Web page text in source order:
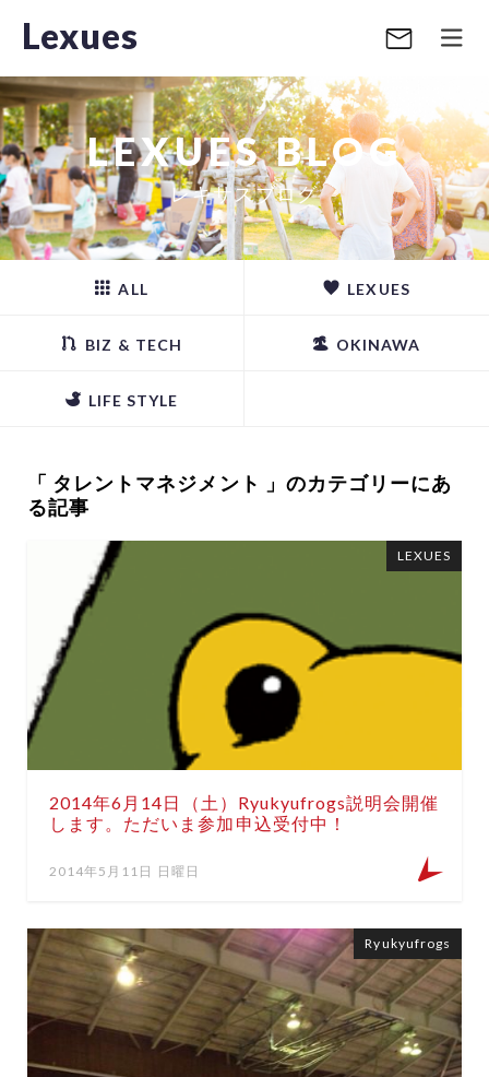
Lexues
LEXUES BLOG
レキサスブログ
ALL LEXUES
BIZ & TECH OKINAWA
LIFE STYLE
「 タレントマネジメント 」のカテゴリーにあ
る記事
2014年6月14日（土）Ryukyufrogs説明会開催
します。ただいま参加申込受付中！
2014年5月11日 日曜日
LEXUES
Ryukyufrogs